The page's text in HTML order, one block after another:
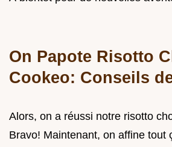
On Papote Risotto
Cookeo: Conseils
Alors, on a réussi notre risotto
Bravo! Maintenant, on affine tout